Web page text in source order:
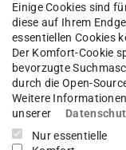
Universität
Einige Cookies sind
diese auf Ihrem
essentiellen Cookies
Der Komfort-Cookie
bevorzugte
durch die Open-
Weitere
unserer
Nur essentielle